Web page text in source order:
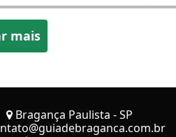
mais
Bragança Paulista - SP